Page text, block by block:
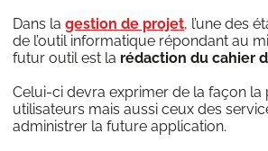
Dans la ges­tion de pro­jet, l’une des
de l’outil infor­ma­tique répon­dant au
futur outil est la rédac­tion du cahier
Celui-ci devra expri­mer de la façon
uti­li­sa­teurs mais aus­si ceux des
admi­nis­trer la future application.